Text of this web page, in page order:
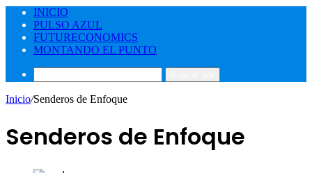
INICIO
PULSO AZUL
FUTURECONOMICS
MONTANDO EL PUNTO
Inicio/Senderos de Enfoque
Senderos de Enfoque